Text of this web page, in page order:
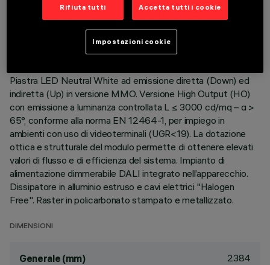
DATI TECNICI
Piastra LED Neutral White ad emissione diretta (Down) ed
indiretta (Up) in versione MMO. Versione High Output (HO)
con emissione a luminanza controllata L ≤ 3000 cd/mq – α >
65°, conforme alla norma EN 12464-1, per impiego in
ambienti con uso di videoterminali (UGR<19). La dotazione
ottica e strutturale del modulo permette di ottenere elevati
valori di flusso e di efficienza del sistema. Impianto di
alimentazione dimmerabile DALI integrato nell’apparecchio.
Dissipatore in alluminio estruso e cavi elettrici "Halogen
Free". Raster in policarbonato stampato e metallizzato.
DIMENSIONI
Generale (mm) 2384
Rifiuta tutti Accetta tutti i cookie
Impostazioni cookie